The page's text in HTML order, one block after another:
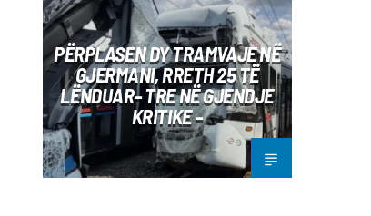
PËRPLASEN DY TRAMVAJE NË
GJERMANI, RRETH 25 TË
LËNDUAR– TRE NË GJENDJE
KRITIKE –